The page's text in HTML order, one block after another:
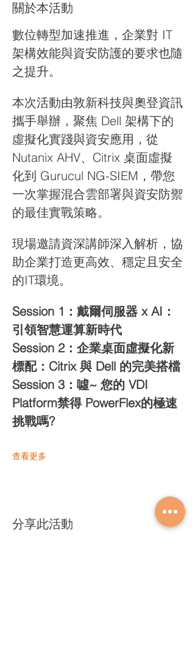
關於本活動
數位轉型加速推進，企業對 IT
架構效能與資安防護的要求也隨
之提升。
本次活動由敦新科技與奧登資訊
攜手舉辦，聚焦 Dell 架構下的
虛擬化實踐與資安應用，從
Nutanix AHV、Citrix 桌面虛擬
化到 Gurucul NG-SIEM，帶您
一次掌握混合雲部署與資安防禦
的最佳實戰策略。
現場邀請資深講師深入解析，協
助企業打造更高效、穩定且安全
的IT環境。
Session 1：戴爾伺服器 x AI：
引領智慧運算新時代
Session 2：企業桌面虛擬化新
標配：Citrix 與 Dell 的完美搭檔
Session 3：噓~ 您的 VDI
Platform禁得 PowerFlex的極速
挑戰嗎?
查看更多
分享此活動